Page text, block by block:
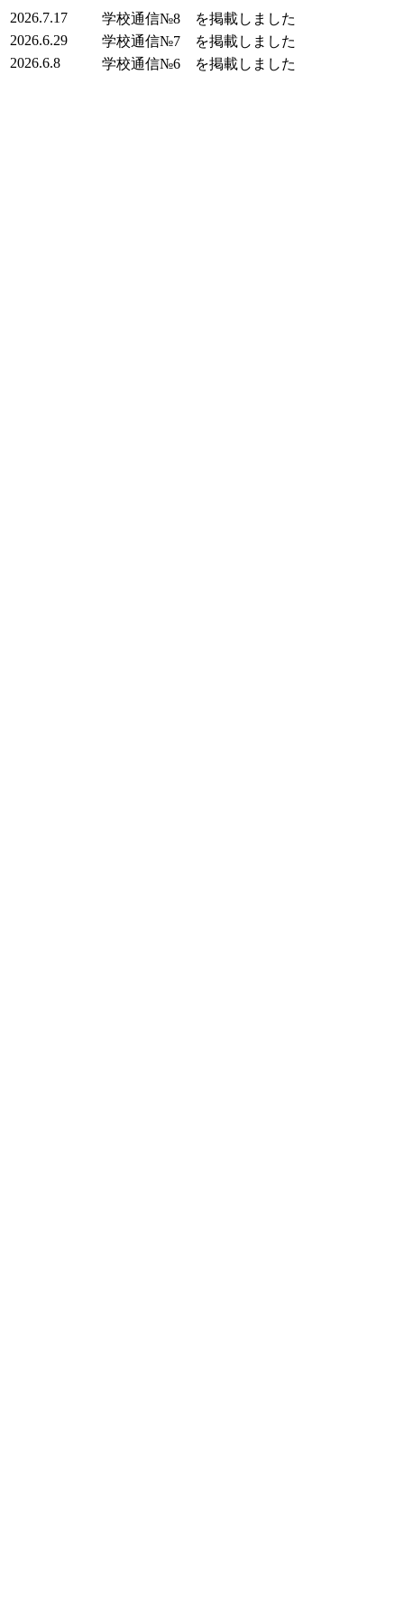
2026.7.17
学校通信№8 を掲載しました
2026.6.29
学校通信№7 を掲載しました
2026.6.8
学校通信№6 を掲載しました